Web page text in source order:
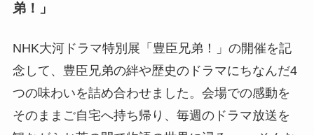
弟！」
NHK大河ドラマ特別展「豊臣兄弟！」の開催を記
念して、豊臣兄弟の絆や歴史のドラマにちなんだ4
つの味わいを詰め合わせました。会場での感動を
そのままご自宅へ持ち帰り、毎週のドラマ放送を